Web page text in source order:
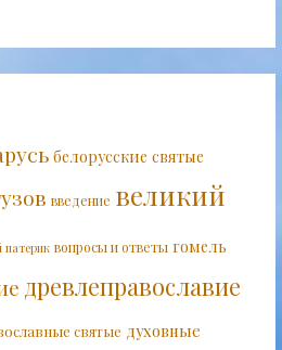
белорусские святые
введение великий
патерик вопросы и ответы гомель
древлеправославие
святые духовные